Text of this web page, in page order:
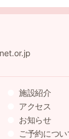
施設紹介
アクセス
お知らせ
ご予約につい